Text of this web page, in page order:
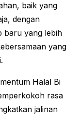
baik yang
dengan
baru yang lebih
yang
Halal Bi
rasa
jalinan